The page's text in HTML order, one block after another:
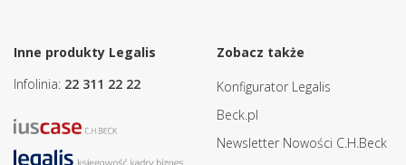
Inne produkty Legalis
Infolinia: 22 311 22 22
Zobacz także
Konfigurator Legalis
Beck.pl
Newsletter Nowości C.H.Beck